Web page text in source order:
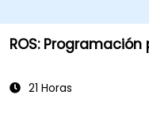
ROS:
21 Horas